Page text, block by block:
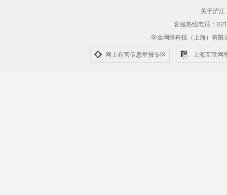
关于沪江
客服热线电话：
学金网络科技（上海）有
网上有害信息举报专区 上海互联网